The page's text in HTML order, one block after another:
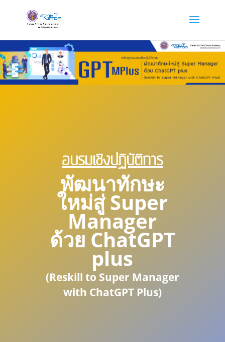
อบรมเชิงปฏิบัติการ
พัฒนาทักษะ
ใหม่สู่ Super
Manager
ด้วย ChatGPT
plus
(Reskill to Super Manager
with ChatGPT Plus)